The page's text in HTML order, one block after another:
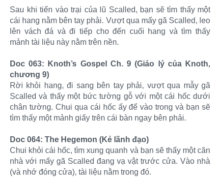
Sau khi tiến vào trại của lũ Scalled, bạn sẽ tìm thấy một
cái hang nằm bên tay phải. Vượt qua mấy gã Scalled, leo
lên vách đá và đi tiếp cho đến cuối hang và tìm thấy
mảnh tài liệu này nằm trên nền.
Doc 063: Knoth’s Gospel Ch. 9 (Giáo lý của Knoth,
chương 9)
Rời khỏi hang, đi sang bên tay phải, vượt qua mẫy gã
Scalled và thấy một bức tường gỗ với một cái hốc dưới
chân tường. Chui qua cái hốc ấy để vào trong và bạn sẽ
tìm thấy một mảnh giấy trên cái bàn ngay bên phải.
Doc 064: The Hegemon (Kẻ lãnh đạo)
Chui khỏi cái hốc, tìm xung quanh và bạn sẽ thấy một căn
nhà với mấy gã Scalled đang vạ vật trước cửa. Vào nhà
(và nhớ đóng cửa), tài liệu nằm trong đó.